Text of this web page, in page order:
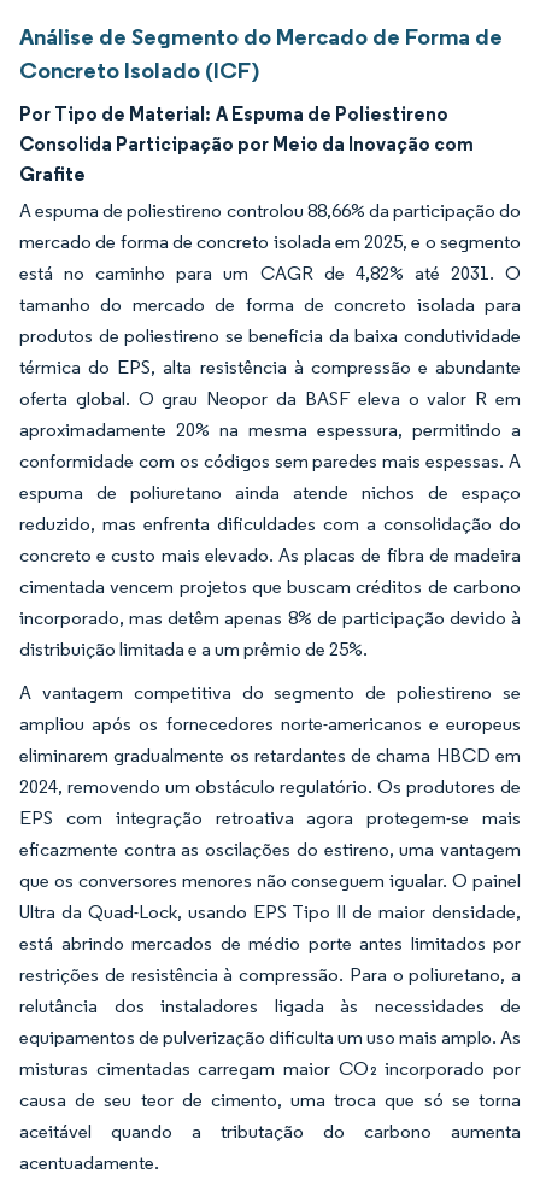
Análise de Segmento do Mercado de Forma de
Concreto Isolado (ICF)
Por Tipo de Material: A Espuma de Poliestireno
Consolida Participação por Meio da Inovação com
Grafite
A espuma de poliestireno controlou 88,66% da participação do
mercado de forma de concreto isolada em 2025, e o segmento
está no caminho para um CAGR de 4,82% até 2031. O
tamanho do mercado de forma de concreto isolada para
produtos de poliestireno se beneficia da baixa condutividade
térmica do EPS, alta resistência à compressão e abundante
oferta global. O grau Neopor da BASF eleva o valor R em
aproximadamente 20% na mesma espessura, permitindo a
conformidade com os códigos sem paredes mais espessas. A
espuma de poliuretano ainda atende nichos de espaço
reduzido, mas enfrenta dificuldades com a consolidação do
concreto e custo mais elevado. As placas de fibra de madeira
cimentada vencem projetos que buscam créditos de carbono
incorporado, mas detêm apenas 8% de participação devido à
distribuição limitada e a um prêmio de 25%.
A vantagem competitiva do segmento de poliestireno se
ampliou após os fornecedores norte-americanos e europeus
eliminarem gradualmente os retardantes de chama HBCD em
2024, removendo um obstáculo regulatório. Os produtores de
EPS com integração retroativa agora protegem-se mais
eficazmente contra as oscilações do estireno, uma vantagem
que os conversores menores não conseguem igualar. O painel
Ultra da Quad-Lock, usando EPS Tipo II de maior densidade,
está abrindo mercados de médio porte antes limitados por
restrições de resistência à compressão. Para o poliuretano, a
relutância dos instaladores ligada às necessidades de
equipamentos de pulverização dificulta um uso mais amplo. As
misturas cimentadas carregam maior CO₂ incorporado por
causa de seu teor de cimento, uma troca que só se torna
aceitável quando a tributação do carbono aumenta
acentuadamente.